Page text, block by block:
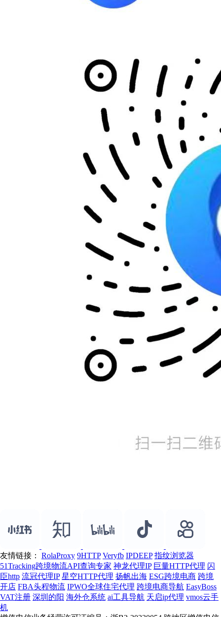
友情链接： RolaProxy 9HTTP Veryfb IPDEEP 指纹浏览器
51Tracking跨境物流API查询专家 神龙代理IP 巨量HTTP代理 闪
臣http 流冠代理IP 星空HTTP代理 扬帆出海 ESG跨境电商 跨境
开店 FBA头程物流 IPWO全球住宅代理 跨境电商导航 EasyBoss
VAT注册 深圳的阳 海外仓系统 ai工具导航 天启ip代理 vmos云手
机